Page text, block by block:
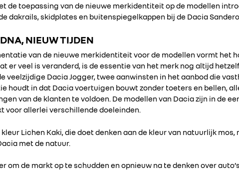
de toepassing van de nieuwe merkidentiteit op de modellen
dakrails, skidplates en buitenspiegelkappen bij de Dacia
NIEUW TIJDEN
van de nieuwe merkidentiteit voor de modellen vormt het
er veel is veranderd, is de essentie van het merk nog altijd
veelzijdige Dacia Jogger, twee aanwinsten in het aanbod die
houdt in dat Dacia voertuigen bouwt zonder toeters en bellen,
van de klanten te voldoen. De modellen van Dacia zijn in de
voor allerlei verschillende doeleinden.
kleur Lichen Kaki, die doet denken aan de kleur van natuurlijk
met de natuur.
om de markt op te schudden en opnieuw na te denken over